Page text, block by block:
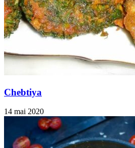
Chebtiya
14 mai 2020